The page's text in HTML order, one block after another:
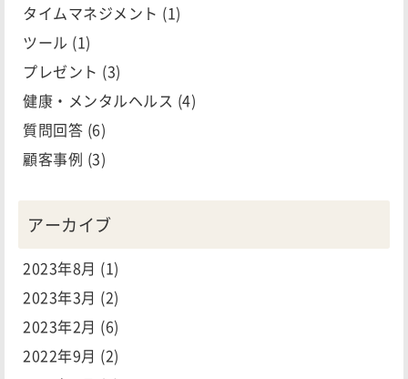
タイムマネジメント (1)
ツール (1)
プレゼント (3)
健康・メンタルヘルス (4)
質問回答 (6)
顧客事例 (3)
アーカイブ
2023年8月 (1)
2023年3月 (2)
2023年2月 (6)
2022年9月 (2)